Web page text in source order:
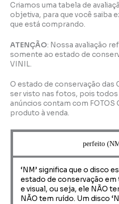
Criamos uma tabela de
objetiva, para que você saiba
que está comprando.
ATENÇÃO: Nossa avaliação
somente ao estado de
VINIL.
O estado de conservação das
ser visto nas fotos, pois
anúncios contam com FOTOS
produto à venda.
perfeito
‘NM’ significa que o disco
estado de conservação em
e visual, ou seja, ele NÃO
NÃO tem ruído. Um disco